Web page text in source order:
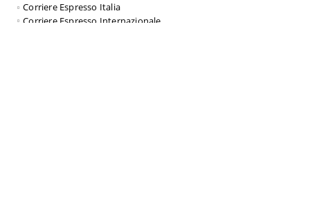
Corriere Espresso Italia
Corriere Espresso Internazionale